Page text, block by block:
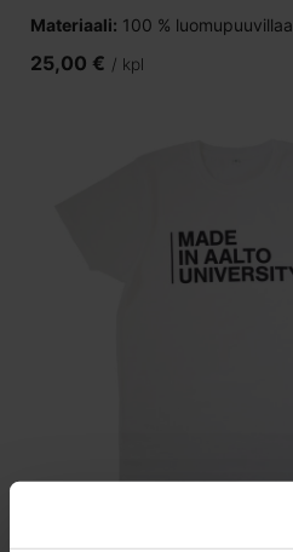
Materiaali: 100 % luomupuuvillaa
25,00 € / kpl